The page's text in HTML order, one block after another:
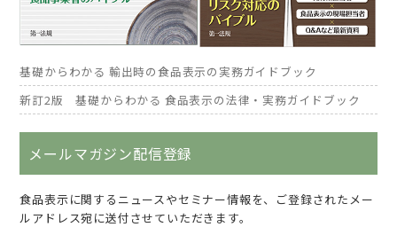
基礎からわかる 輸出時の食品表示の実務ガイドブック
新訂2版 基礎からわかる 食品表示の法律・実務ガイドブック
メールマガジン配信登録
食品表示に関するニュースやセミナー情報を、ご登録されたメー
ルアドレス宛に送付させていただきます。